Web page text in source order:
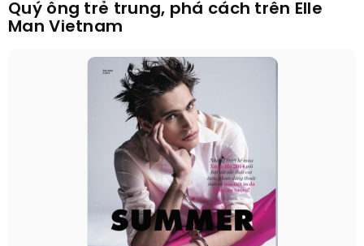
Quý ông trẻ trung, phá cách trên Elle
Man Vietnam